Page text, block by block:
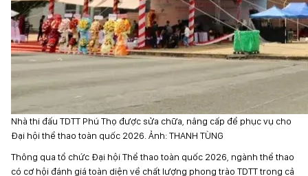
Nhà thi đấu TDTT Phú Thọ được sửa chữa, nâng cấp để phục vụ cho
Đại hội thể thao toàn quốc 2026. Ảnh: THANH TÙNG
Thông qua tổ chức Đại hội Thể thao toàn quốc 2026, ngành thể thao
có cơ hội đánh giá toàn diện về chất lượng phong trào TDTT trong cả